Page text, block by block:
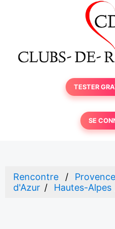
TESTER
SE
Rencontre
d'Azur
Hautes-Alpes